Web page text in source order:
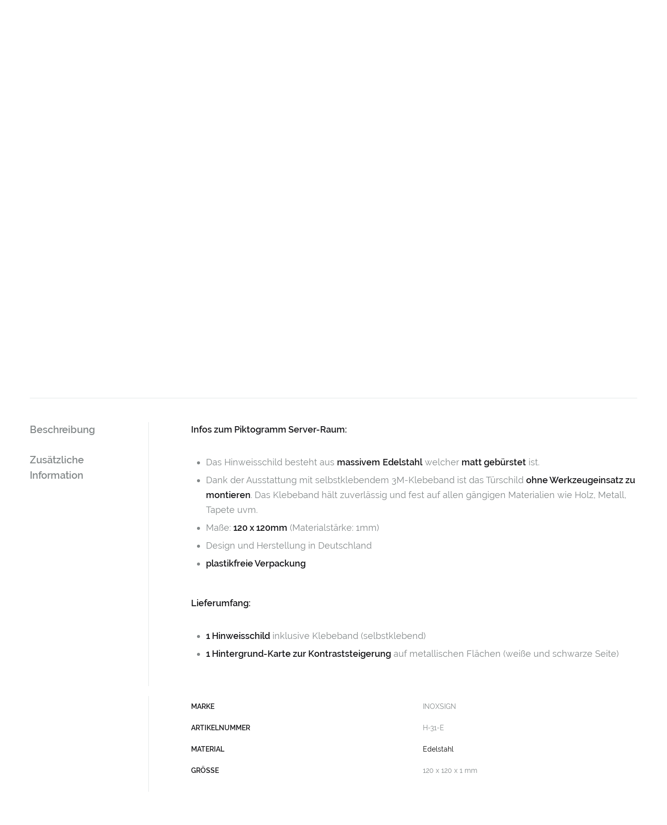
Beschreibung
Zusätzliche
Information
Infos zum Piktogramm Server-Raum:
Das Hinweisschild besteht aus massivem Edelstahlwelcher matt gebürstet ist.
Dank der Ausstattung mit selbstklebendem 3M-Klebeband ist das Türschild ohne Werkzeugeinsatz zu
montieren. Das Klebeband hält zuverlässig und fest auf allen gängigen Materialien wie Holz, Metall,
Tapete uvm.
Maße: 120 x 120mm (Materialstärke: 1mm)
Design und Herstellung in Deutschland
plastikfreie Verpackung
Lieferumfang:
1 Hinweisschild inklusive Klebeband (selbstklebend)
1 Hintergrund-Karte zur Kontraststeigerung auf metallischen Flächen (weiße und schwarze Seite)
MARKE INOXSIGN
ARTIKELNUMMER H-31-E
MATERIAL Edelstahl
GRÖSSE 120 x 120 x 1 mm